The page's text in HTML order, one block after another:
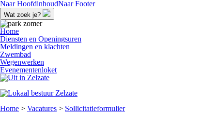
Naar HoofdinhoudNaar Footer
Wat zoek je?
Home
Diensten en Openingsuren
Meldingen en klachten
Zwembad
Wegenwerken
Evenementenloket
Home > Vacatures > Sollicitatieformulier